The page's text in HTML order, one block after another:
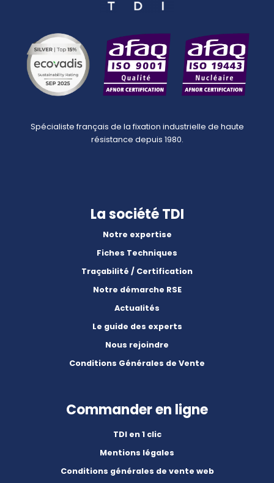
Spécialiste français de la fixation industrielle de haute
résistance depuis 1980.
La société TDI
Notre expertise
Fiches Techniques
Traçabilité / Certification
Notre démarche RSE
Actualités
Le guide des experts
Nous rejoindre
Conditions Générales de Vente
Commander en ligne
TDI en 1 clic
Mentions légales
Conditions générales de vente web